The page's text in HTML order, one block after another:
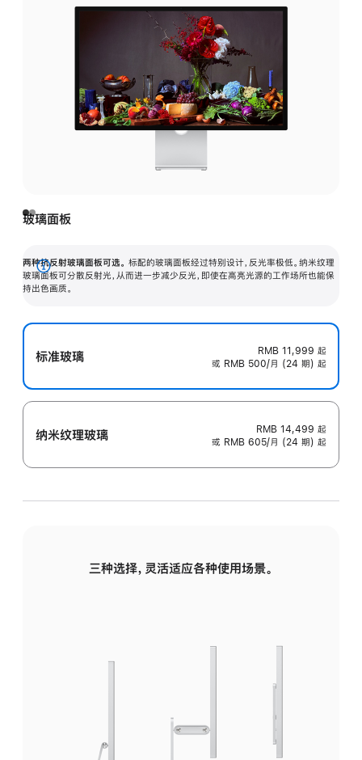
玻璃面板
两种抗反射玻璃面板可选。 标配的玻璃面板经过特别设计，反光率极低。纳米纹理
玻璃面板可分散反射光，从而进一步减少反光，即使在高亮光源的工作场所也能保
持出色画质。
展
开
标准玻璃 RMB 11,999 起
或 RMB 500/月 (24 期) 起
纳米纹理玻璃 RMB 14,499 起
或 RMB 605/月 (24 期) 起
三种选择，灵活适应各种使用场景。